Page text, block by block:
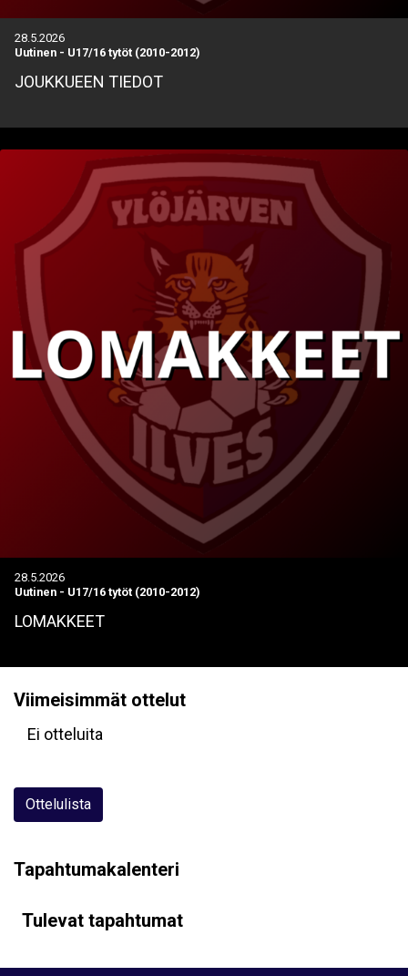
28.5.2026
Uutinen - U17/16 tytöt (2010-2012)
JOUKKUEEN TIEDOT
28.5.2026
Uutinen - U17/16 tytöt (2010-2012)
LOMAKKEET
Viimeisimmät ottelut
Ei otteluita
Ottelulista
Tapahtumakalenteri
Tulevat tapahtumat